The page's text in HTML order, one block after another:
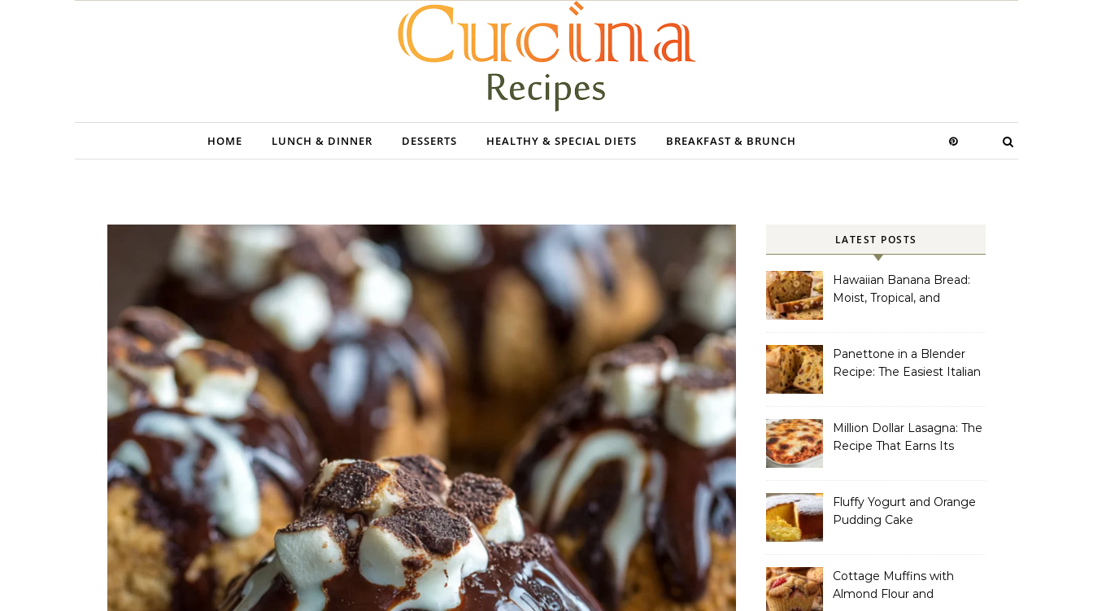
HOME LUNCH & DINNER DESSERTS HEALTHY & SPECIAL DIETS BREAKFAST & BRUNCH
LATEST POSTS
Hawaiian Banana Bread:
Moist, Tropical, and
Panettone in a Blender
Recipe: The Easiest Italian
Million Dollar Lasagna: The
Recipe That Earns Its
Fluffy Yogurt and Orange
Pudding Cake
Cottage Muffins with
Almond Flour and